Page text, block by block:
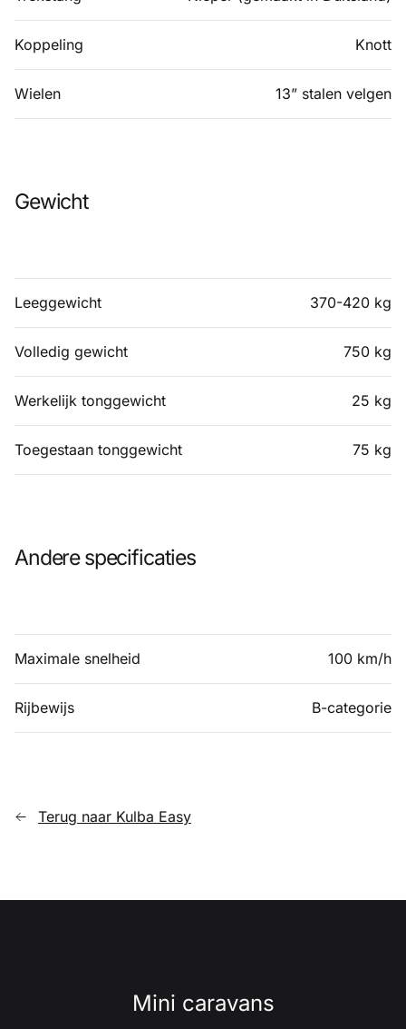
Koppeling Knott
Wielen 13” stalen velgen
Gewicht
Leeggewicht 370-420 kg
Volledig gewicht 750 kg
Werkelijk tonggewicht 25 kg
Toegestaan ​​tonggewicht 75 kg
Andere specificaties
Maximale snelheid 100 km/h
Rijbewijs B-categorie
Terug naar Kulba Easy
Mini caravans